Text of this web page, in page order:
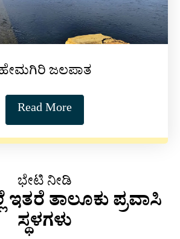
ಜಲಪಾತ
Read More
ಭೇಟಿ ನೀಡಿ
ಇತರೆ ತಾಲೂಕು ಪ್ರವಾಸಿ
ಸ್ಥಳಗಳು